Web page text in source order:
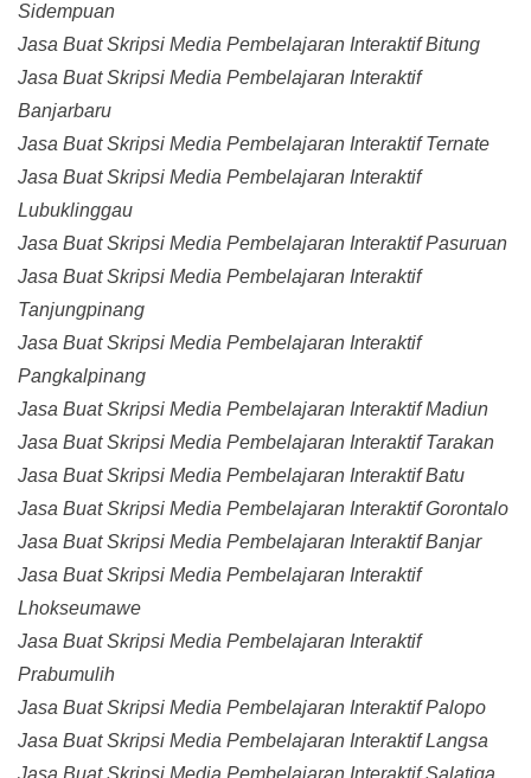
Sidempuan
Jasa Buat Skripsi Media Pembelajaran Interaktif Bitung
Jasa Buat Skripsi Media Pembelajaran Interaktif
Banjarbaru
Jasa Buat Skripsi Media Pembelajaran Interaktif Ternate
Jasa Buat Skripsi Media Pembelajaran Interaktif
Lubuklinggau
Jasa Buat Skripsi Media Pembelajaran Interaktif Pasuruan
Jasa Buat Skripsi Media Pembelajaran Interaktif
Tanjungpinang
Jasa Buat Skripsi Media Pembelajaran Interaktif
Pangkalpinang
Jasa Buat Skripsi Media Pembelajaran Interaktif Madiun
Jasa Buat Skripsi Media Pembelajaran Interaktif Tarakan
Jasa Buat Skripsi Media Pembelajaran Interaktif Batu
Jasa Buat Skripsi Media Pembelajaran Interaktif Gorontalo
Jasa Buat Skripsi Media Pembelajaran Interaktif Banjar
Jasa Buat Skripsi Media Pembelajaran Interaktif
Lhokseumawe
Jasa Buat Skripsi Media Pembelajaran Interaktif
Prabumulih
Jasa Buat Skripsi Media Pembelajaran Interaktif Palopo
Jasa Buat Skripsi Media Pembelajaran Interaktif Langsa